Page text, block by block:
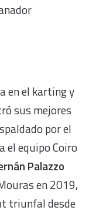
en el karting y
sus mejores
por el
el equipo Coiro
Palazzo
en 2019,
triunfal desde